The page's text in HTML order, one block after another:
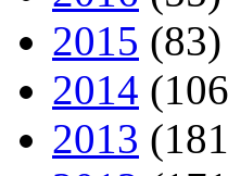
2015 (83)
2014
2013